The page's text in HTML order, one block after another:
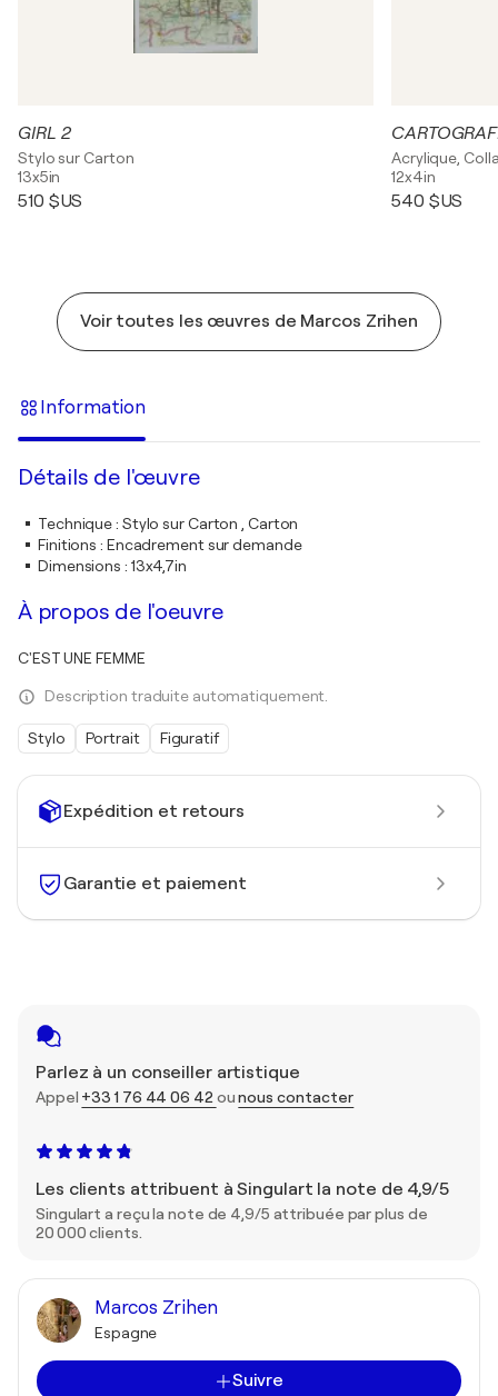
Expédition et retours
Garantie et paiement
Parlez à un conseiller artistique
Appel +33 1 76 44 06 42 ounous contacter
Les clients attribuent à Singulart la note de 4,9/5
Singulart a reçu la note de 4,9/5 attribuée par plus de
20 000 clients.
Marcos Zrihen
Espagne
Suivre
GIRL 2
Stylo sur Carton
13x5in
510 $US
Acrylique,
12x4in
540 $US
Voir toutes les œuvres de Marcos Zrihen
Information
Détails de l'œuvre
Technique: Stylo sur Carton , Carton
Finitions : Encadrement sur demande
Dimensions : 13x4,7in
À propos de l'oeuvre
C'EST UNE FEMME
Description traduite automatiquement.
Stylo Portrait Figuratif